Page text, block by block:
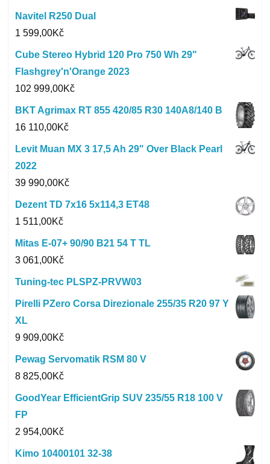
Navitel R250 Dual
1 599,00Kč
Cube Stereo Hybrid 120 Pro 750 Wh 29"
Flashgrey'n'Orange 2023
102 999,00Kč
BKT Agrimax RT 855 420/85 R30 140A8/140 B
16 110,00Kč
Levit Muan MX 3 17,5 Ah 29" Over Black Pearl
2022
39 990,00Kč
Dezent TD 7x16 5x114,3 ET48
1 511,00Kč
Mitas E-07+ 90/90 B21 54 T TL
3 061,00Kč
Tuning-tec PLSPZ-PRVW03
Pirelli PZero Corsa Direzionale 255/35 R20 97 Y
XL
9 909,00Kč
Pewag Servomatik RSM 80 V
8 825,00Kč
GoodYear EfficientGrip SUV 235/55 R18 100 V
FP
2 954,00Kč
Kimo 10400101 32-38